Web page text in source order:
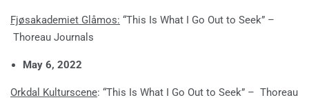
Fjøsakademiet Glåmos: “This Is What I Go Out to Seek” –
Thoreau Journals
May 6, 2022
Orkdal Kulturscene: “This Is What I Go Out to Seek” – Thoreau